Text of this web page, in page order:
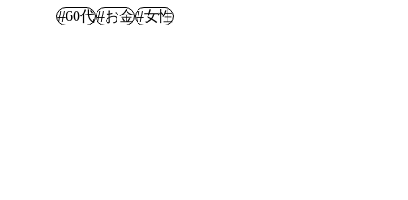
#60代#お金#女性